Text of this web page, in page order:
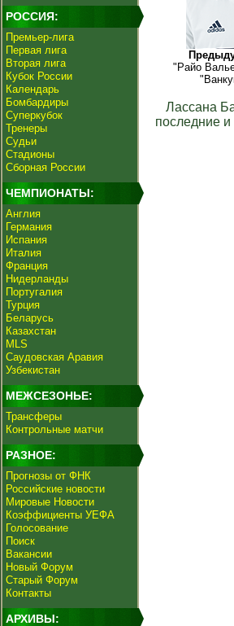
РОССИЯ:
Премьер-лига
Первая лига
Вторая лига
Кубок России
Календарь
Бомбардиры
Суперкубок
Тренеры
Судьи
Стадионы
Сборная России
ЧЕМПИОНАТЫ:
Англия
Германия
Испания
Италия
Франция
Нидерланды
Португалия
Турция
Беларусь
Казахстан
MLS
Саудовская Аравия
Узбекистан
МЕЖСЕЗОНЬЕ:
Трансферы
Контрольные матчи
РАЗНОЕ:
Прогнозы от ФНК
Российские новости
Мировые Новости
Коэффициенты УЕФА
Голосование
Поиск
Вакансии
Новый Форум
Старый Форум
Контакты
АРХИВЫ:
"Райо
Лассана
последние